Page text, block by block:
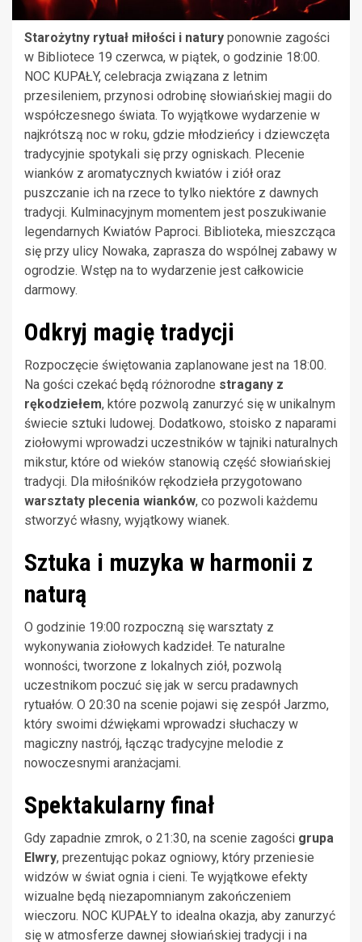
Starożytny rytuał miłości i natury ponownie zagości
w Bibliotece 19 czerwca, w piątek, o godzinie 18:00.
NOC KUPAŁY, celebracja związana z letnim
przesileniem, przynosi odrobinę słowiańskiej magii do
współczesnego świata. To wyjątkowe wydarzenie w
najkrótszą noc w roku, gdzie młodzieńcy i dziewczęta
tradycyjnie spotykali się przy ogniskach. Plecenie
wianków z aromatycznych kwiatów i ziół oraz
puszczanie ich na rzece to tylko niektóre z dawnych
tradycji. Kulminacyjnym momentem jest poszukiwanie
legendarnych Kwiatów Paproci. Biblioteka, mieszcząca
się przy ulicy Nowaka, zaprasza do wspólnej zabawy w
ogrodzie. Wstęp na to wydarzenie jest całkowicie
darmowy.
Odkryj magię tradycji
Rozpoczęcie świętowania zaplanowane jest na 18:00.
Na gości czekać będą różnorodne stragany z
rękodziełem, które pozwolą zanurzyć się w unikalnym
świecie sztuki ludowej. Dodatkowo, stoisko z naparami
ziołowymi wprowadzi uczestników w tajniki naturalnych
mikstur, które od wieków stanowią część słowiańskiej
tradycji. Dla miłośników rękodzieła przygotowano
warsztaty plecenia wianków, co pozwoli każdemu
stworzyć własny, wyjątkowy wianek.
Sztuka i muzyka w harmonii z
naturą
O godzinie 19:00 rozpoczną się warsztaty z
wykonywania ziołowych kadzideł. Te naturalne
wonności, tworzone z lokalnych ziół, pozwolą
uczestnikom poczuć się jak w sercu pradawnych
rytuałów. O 20:30 na scenie pojawi się zespół Jarzmo,
który swoimi dźwiękami wprowadzi słuchaczy w
magiczny nastrój, łącząc tradycyjne melodie z
nowoczesnymi aranżacjami.
Spektakularny finał
Gdy zapadnie zmrok, o 21:30, na scenie zagości grupa
Elwry, prezentując pokaz ogniowy, który przeniesie
widzów w świat ognia i cieni. Te wyjątkowe efekty
wizualne będą niezapomnianym zakończeniem
wieczoru. NOC KUPAŁY to idealna okazja, aby zanurzyć
się w atmosferze dawnej słowiańskiej tradycji i na